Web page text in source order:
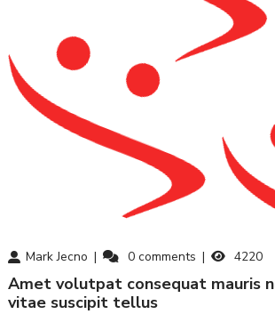
Mark Jecno 0 comments 4220
amet volutpat consequat mauris nunc congue nisi
vitae suscipit tellus